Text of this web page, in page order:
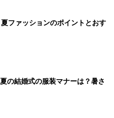
夏ファッションのポイントとおす
夏の結婚式の服装マナーは？暑さ